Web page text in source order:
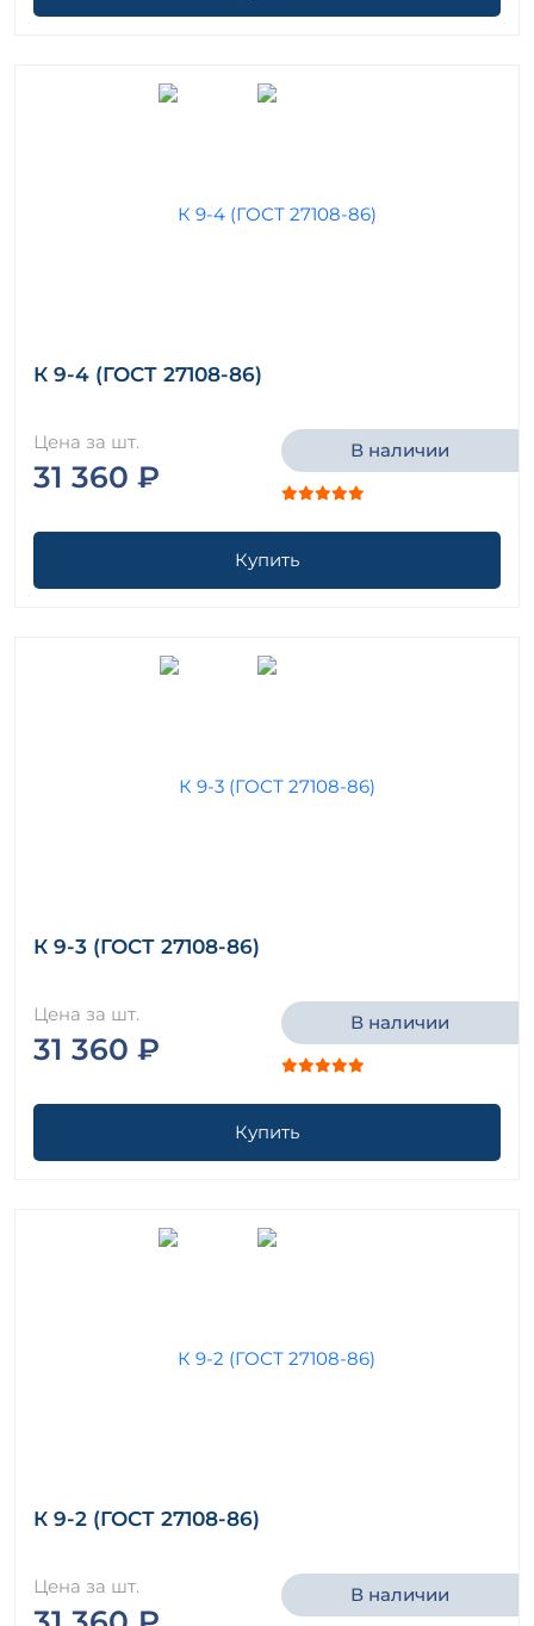
К 9-4 (ГОСТ 27108-86)
Цена за шт.
31 360 ₽
В наличии
Купить
К 9-3 (ГОСТ 27108-86)
Цена за шт.
31 360 ₽
В наличии
Купить
К 9-2 (ГОСТ 27108-86)
Цена за шт. В наличии